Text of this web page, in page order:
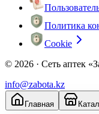
Политика
Cookie
© 2026 · Сеть аптек
info@zabota.kz
Главная